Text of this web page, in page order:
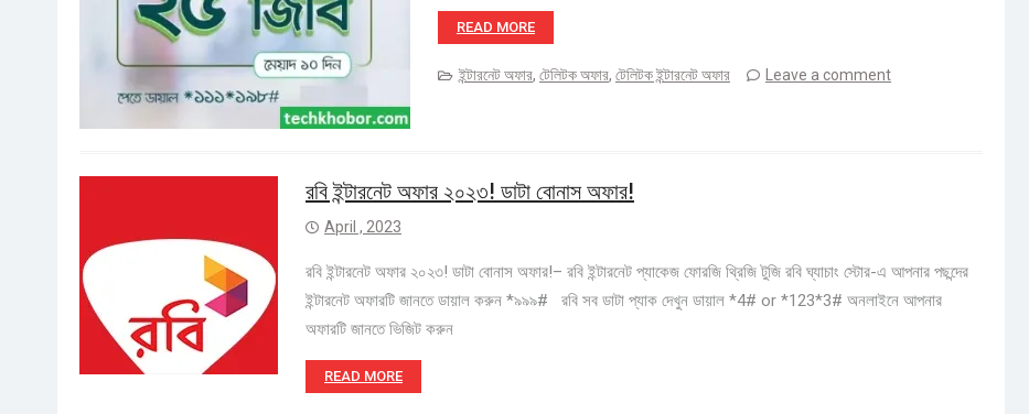
READ MORE
ইন্টারনেট অফার, টেলিটক অফার, টেলিটক ইন্টারনেট অফার Leave a comment
রবি ইন্টারনেট অফার ২০২৩! ডাটা বোনাস অফার!
April , 2023
রবি ইন্টারনেট অফার ২০২৩! ডাটা বোনাস অফার!– রবি ইন্টারনেট প্যাকেজ ফোরজি থ্রিজি টুজি রবি ঘ্যাচাং স্টোর-এ আপনার পছন্দের
ইন্টারনেট অফারটি জানতে ডায়াল করুন *৯৯৯# রবি সব ডাটা প্যাক দেখুন ডায়াল *4# or *123*3# অনলাইনে আপনার
অফারটি জানতে ভিজিট করুন
READ MORE